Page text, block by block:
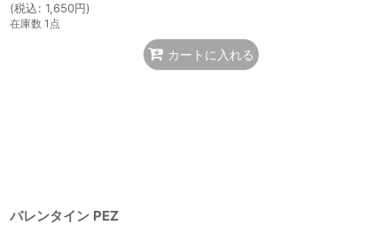
(税込: 1,650円)
在庫数 1点
カートに入れる
バレンタイン PEZ